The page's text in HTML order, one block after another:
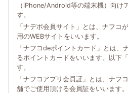
（iPhone/Android等の端末機）向け
す。
「ナデポ会員サイト」とは、ナフコ
用のWEBサイトをいいます。
「ナフコdeポイントカード」とは、
るポイントカードをいいます。以下
す。
「ナフコアプリ会員証」とは、ナフ
舗でご使用頂ける会員証をいいます